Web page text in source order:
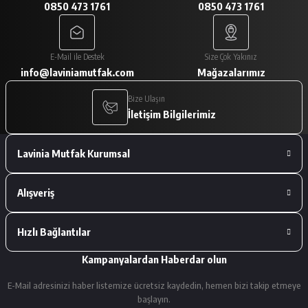
A... V... | 29/01/2026
Paketleme çok iyiydi. Ürünler tam
istediğimiz gibiydi.
A... V... | 29/01/2026
Deneyimini Paylaş
0850 473 1761 0850 473 1761
E-Mail ile Destek
info@laviniamutfak.com
Size Çok Yakınız
Mağazalarımız
Bize Ulaşın
İletişim Bilgilerimiz
Lavinia Mutfak Kurumsal
Alışveriş
Hızlı Bağlantılar
Kampanyalardan Haberdar olun
E-Mail adresinizi haber listemize ücretsiz kaydedin, hemen bizi takip etmeye
başlayın.